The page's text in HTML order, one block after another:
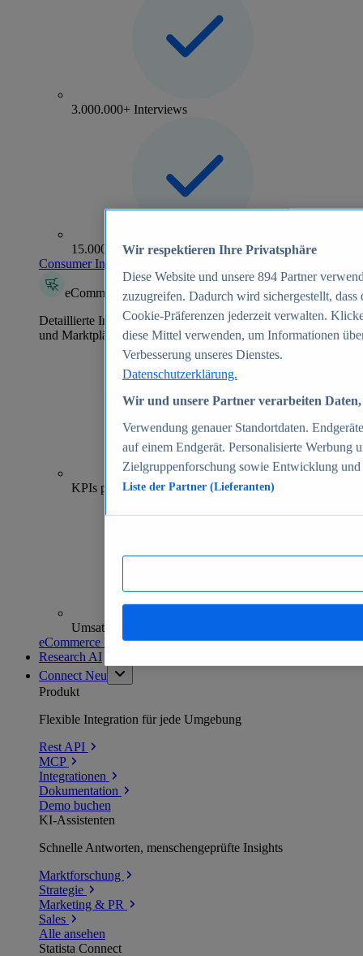
3.000.000+ Interviews
15.000+ Marken
Consumer Insights entdecken
eCommerce Insights
Detaillierte Informationen zu mehr als 39.000 Online-Shops
und Marktplätzen
70+
KPIs pro Shop
Umsatzanalysen und -prognosen
eCommerce Insights entdecken
Research AI
Connect Neu
Produkt
Flexible Integration für jede Umgebung
Rest API
MCP
Integrationen
Dokumentation
Demo buchen
KI-Assistenten
Schnelle Antworten, menschengeprüfte Insights
Marktforschung
Strategie
Marketing & PR
Sales
Alle ansehen
Statista Connect
Wir respektieren Ihre Privatsphäre
Diese Website und unsere 894 Partner
zuzugreifen. Dadurch wird sichergestellt,
Cookie-Präferenzen jederzeit verwalten.
diese Mittel verwenden, um Informationen
Verbesserung unseres Dienstes.
Datenschutzerklärung.
Wir und unsere Partner verarbeiten
Verwendung genauer Standortdaten.
auf einem Endgerät. Personalisierte Werbung
Zielgruppenforschung sowie Entwicklung
Liste der Partner (Lieferanten)